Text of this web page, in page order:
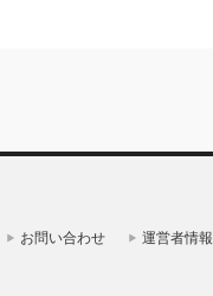
お問い合わせ 運営者情報